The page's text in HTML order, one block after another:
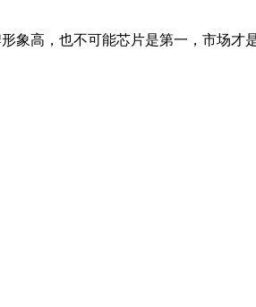
象高，也不可能芯片是第一，市场才